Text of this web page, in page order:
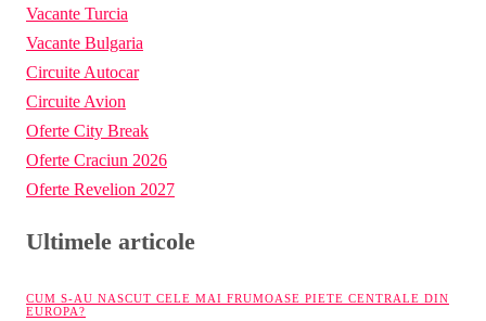
Vacante Turcia
Vacante Bulgaria
Circuite Autocar
Circuite Avion
Oferte City Break
Oferte Craciun 2026
Oferte Revelion 2027
Ultimele articole
CUM S-AU NASCUT CELE MAI FRUMOASE PIETE CENTRALE DIN
EUROPA?